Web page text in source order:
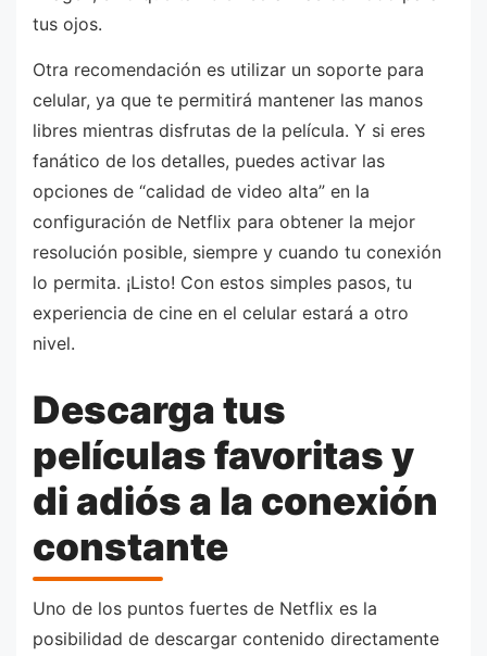
tus ojos.
Otra recomendación es utilizar un soporte para
celular, ya que te permitirá mantener las manos
libres mientras disfrutas de la película. Y si eres
fanático de los detalles, puedes activar las
opciones de “calidad de video alta” en la
configuración de Netflix para obtener la mejor
resolución posible, siempre y cuando tu conexión
lo permita. ¡Listo! Con estos simples pasos, tu
experiencia de cine en el celular estará a otro
nivel.
Descarga tus
películas favoritas y
di adiós a la conexión
constante
Uno de los puntos fuertes de Netflix es la
posibilidad de descargar contenido directamente